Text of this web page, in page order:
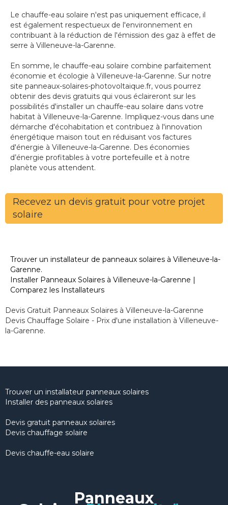
Le chauffe-eau solaire n'est pas uniquement efficace, il
est également respectueux de l'environnement en
contribuant à la réduction de l'émission des gaz à effet de
serre à Villeneuve-la-Garenne.
En somme, le chauffe-eau solaire combine parfaitement
économie et écologie à Villeneuve-la-Garenne. Sur notre
site panneaux-solaires-photovoltaique.fr, vous pourrez
obtenir des devis gratuits qui vous éclaireront sur les
possibilités d'installer un chauffe-eau solaire dans votre
habitat à Villeneuve-la-Garenne. Impliquez-vous dans une
démarche d'écohabitation et contribuez à l'innovation
énergétique maison tout en réduisant vos factures
d'énergie à Villeneuve-la-Garenne. Des économies
d’énergie profitables à votre portefeuille et à notre
planète vous attendent.
Recevez un devis gratuit pour votre projet
solaire
Trouver un installateur de panneaux solaires à Villeneuve-la-
Garenne.
Installer Panneaux Solaires à Villeneuve-la-Garenne |
Comparez les Installateurs
Devis Gratuit Panneaux Solaires à Villeneuve-la-Garenne
Devis Chauffage Solaire - Prix d'une installation à Villeneuve-
la-Garenne.
Trouver un installateur panneaux solaires
Installer des panneaux solaires
Devis gratuit panneaux solaires
Devis chauffage solaire
Devis chauffe-eau solaire
Panneaux